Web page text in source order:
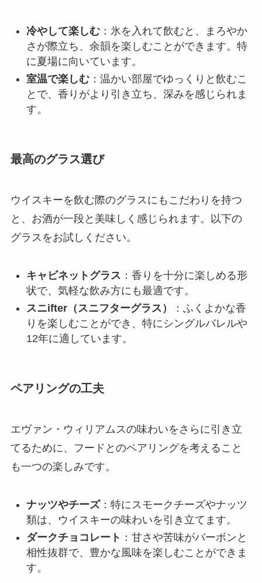
冷やして楽しむ：氷を入れて飲むと、まろやか
さが際立ち、余韻を楽しむことができます。特
に夏場に向いています。
室温で楽しむ：温かい部屋でゆっくりと飲むこ
とで、香りがより引き立ち、深みを感じられま
す。
最高のグラス選び
ウイスキーを飲む際のグラスにもこだわりを持つ
と、お酒が一段と美味しく感じられます。以下の
グラスをお試しください。
キャビネットグラス ：香りを十分に楽しめる形
状で、気軽な飲み方にも最適です。
スニifter（スニフターグラス）
：ふくよかな香
りを楽しむことができ、特にシングルバレルや
12年に適しています。
ペアリングの工夫
エヴァン・ウィリアムスの味わいをさらに引き立
てるために、フードとのペアリングを考えること
も一つの楽しみです。
ナッツやチーズ：特にスモークチーズやナッツ
類は、ウイスキーの味わいを引き立てます。
ダークチョコレート ：甘さや苦味がバーボンと
相性抜群で、豊かな風味を楽しむことができま
す。